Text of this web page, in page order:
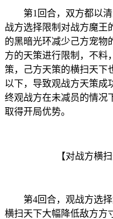
第1回合，双方都以
战方选择限制对战方魔王
的黑暗光环减少己方宠物
方的天策进行限制，不料
策，己方天策的横扫天下
以下，导致观战方天策成
终观战方在未减员的情况
取得开局优势。
【对战方横
第4回合，观战方选
横扫天下大幅降低敌方方